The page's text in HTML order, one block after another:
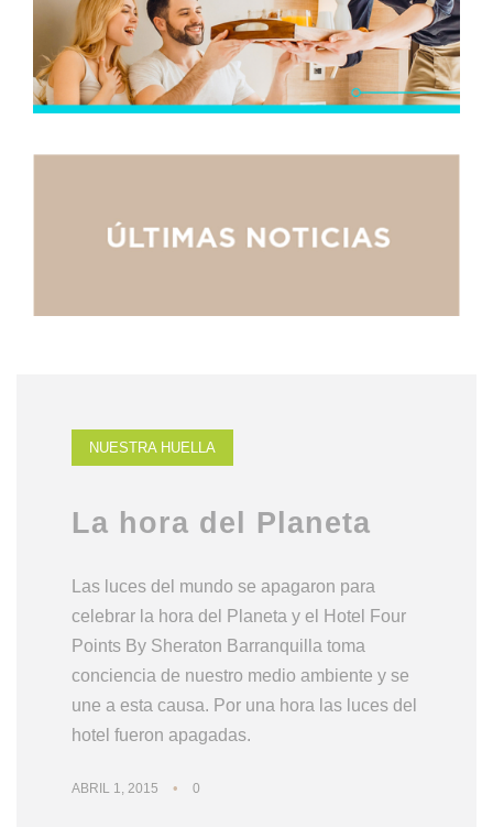
NUESTRA HUELLA
La hora del Planeta
Las luces del mundo se apagaron para
celebrar la hora del Planeta y el Hotel Four
Points By Sheraton Barranquilla toma
conciencia de nuestro medio ambiente y se
une a esta causa. Por una hora las luces del
hotel fueron apagadas.
ABRIL 1, 2015 • 0